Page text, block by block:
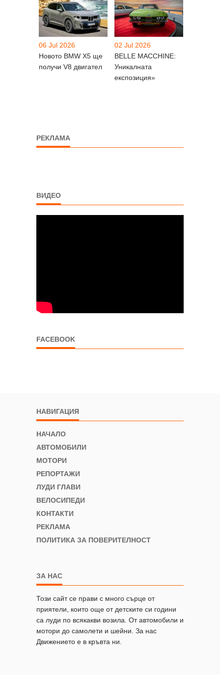
06 Jul 2026
Новото BMW X5 ще
получи V8 двигател
02 Jul 2026
BELLE MACCHINE:
Уникалната
експозиция»
РЕКЛАМА
ВИДЕО
FACEBOOK
НАВИГАЦИЯ
НАЧАЛО
АВТОМОБИЛИ
МОТОРИ
РЕПОРТАЖИ
ЛУДИ ГЛАВИ
ВЕЛОСИПЕДИ
КОНТАКТИ
РЕКЛАМА
ПОЛИТИКА ЗА ПОВЕРИТЕЛНОСТ
ЗА НАС
Този сайт се прави с много сърце от
приятели, които още от детските си години
са луди по всякакви возила. От автомобили и
мотори до самолети и шейни. За нас
Движението е в кръвта ни.